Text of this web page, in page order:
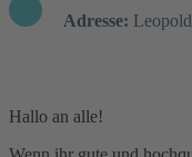
Adresse:
Hallo an alle!